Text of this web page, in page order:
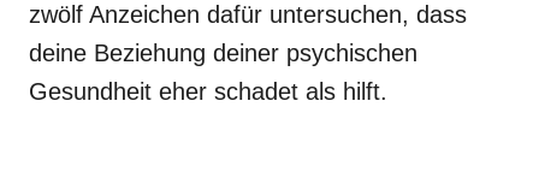
zwölf Anzeichen dafür untersuchen, dass
deine Beziehung deiner psychischen
Gesundheit eher schadet als hilft.